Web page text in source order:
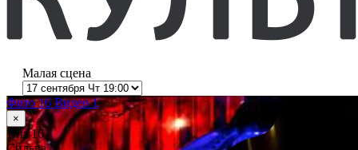
Малая сцена
Фото 16Видео 1
×
1из 16